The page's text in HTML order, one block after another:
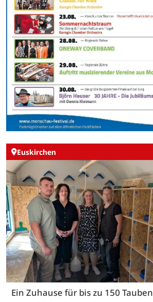
Euskirchen
Ein Zuhause für bis zu 150 Tauben